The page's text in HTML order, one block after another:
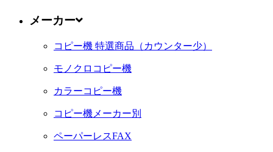
メーカー
コピー機 特選商品（カウンター少）
モノクロコピー機
カラーコピー機
コピー機メーカー別
ペーパーレスFAX